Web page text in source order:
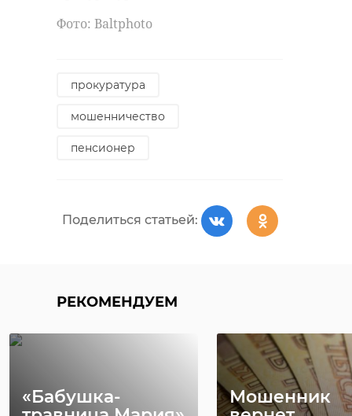
Фото: Вaltphoto
прокуратура
мошенничество
пенсионер
Поделиться статьей:
РЕКОМЕНДУЕМ
«Бабушка-
Мошенник
появится современный музей.
Пространство будет доступно и
взрослых и лиц с ограниченными
Фото:
https://max.ru/drozdenko_au_lo/AZ4c6rIBce0
александр дрозденко